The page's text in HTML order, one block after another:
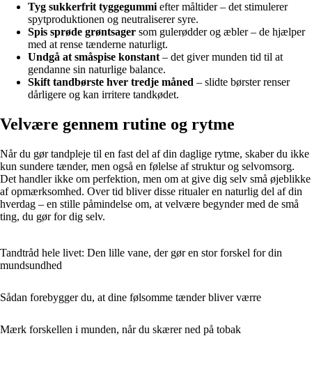
Tyg sukkerfrit tyggegummi efter måltider – det stimulerer
spytproduktionen og neutraliserer syre.
Spis sprøde grøntsager som gulerødder og æbler – de hjælper
med at rense tænderne naturligt.
Undgå at småspise konstant – det giver munden tid til at
gendanne sin naturlige balance.
Skift tandbørste hver tredje måned – slidte børster renser
dårligere og kan irritere tandkødet.
Velvære gennem rutine og rytme
Når du gør tandpleje til en fast del af din daglige rytme, skaber du ikke
kun sundere tænder, men også en følelse af struktur og selvomsorg.
Det handler ikke om perfektion, men om at give dig selv små øjeblikke
af opmærksomhed. Over tid bliver disse ritualer en naturlig del af din
hverdag – en stille påmindelse om, at velvære begynder med de små
ting, du gør for dig selv.
Tandtråd hele livet: Den lille vane, der gør en stor forskel for din
mundsundhed
Sådan forebygger du, at dine følsomme tænder bliver værre
Mærk forskellen i munden, når du skærer ned på tobak